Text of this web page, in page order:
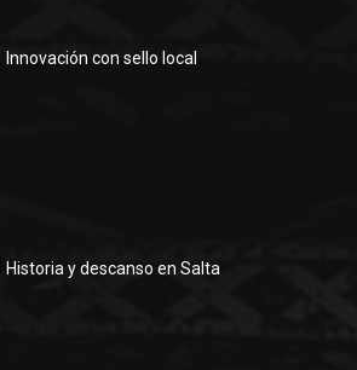
Innovación con sello local
Historia y descanso en Salta